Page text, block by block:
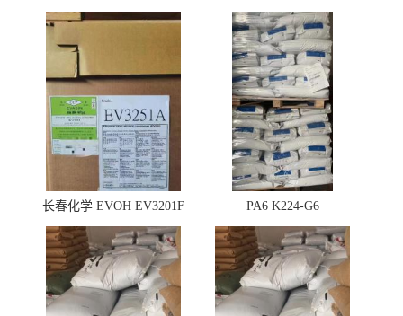
长春化学 EVOH EV3201F PA6 K224-G6